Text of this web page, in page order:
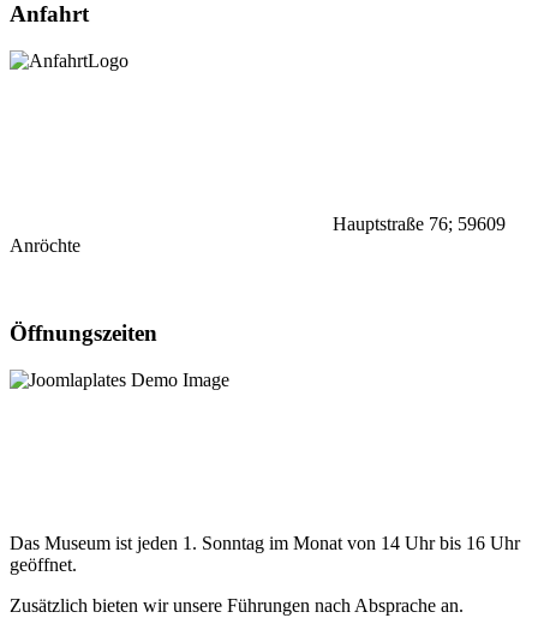
Anfahrt
Hauptstraße 76; 59609
Anröchte
Öffnungszeiten
Das Museum ist jeden 1. Sonntag im Monat von 14 Uhr bis 16 Uhr
geöffnet.
Zusätzlich bieten wir unsere Führungen nach Absprache an.